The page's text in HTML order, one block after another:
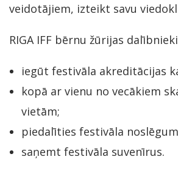
veidotājiem, izteikt savu
RIGA IFF bērnu žūrijas
iegūt festivāla akreditācijas
kopā ar vienu no vecākiem
vietām;
piedalīties festivāla
saņemt festivāla suvenīrus.